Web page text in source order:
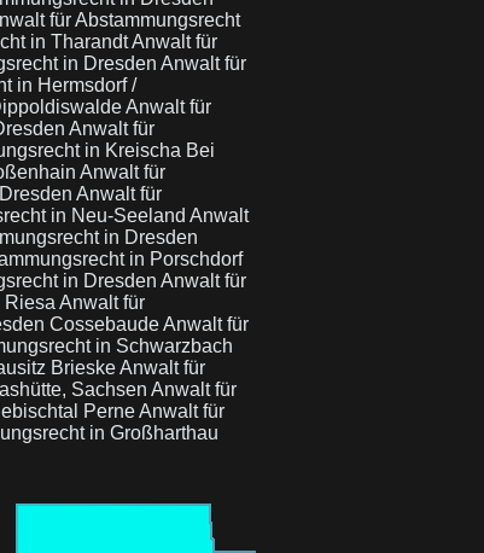
für Abstammungsrecht
in TharandtAnwalt für
in Dresden Anwalt für
in Hermsdorf /
Anwalt für
Anwalt für
in Kreischa Bei
Anwalt für
Anwalt für
in Neu-Seeland Anwalt
in Dresden
in Porschdorf
in Dresden Anwalt für
Riesa Anwalt für
CossebaudeAnwalt für
in Schwarzbach
BrieskeAnwalt für
Sachsen Anwalt für
PerneAnwalt für
in Großharthau